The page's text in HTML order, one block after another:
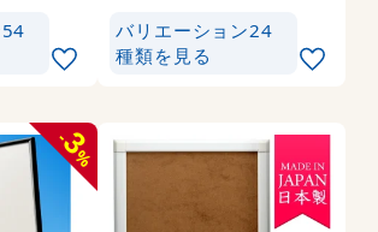
バリエーション24
種類を見る
-
3
%